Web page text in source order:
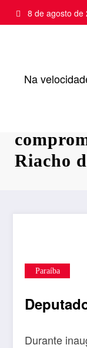
para
8 de agosto de
Na
Riacho
Paraíba
Durante